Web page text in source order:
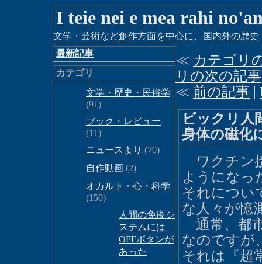
I teie nei e mea rahi
文学・芸術など創作方面を中心に、国内外の歴
最新記事
カテゴリ
文学・歴史・民俗学
(91)
ブック・レビュー
(11)
ニュースより (70)
自作動画 (2)
オカルト・心・科学
(150)
人間の免疫シ
ステムには
OFFボタンが
あった
≪ カテゴリ
リの次の記事
≪ 前の記事 |
ビックリ人
身体の磁化
ワクチン
ようにな
それについ
な人々が憶
通常、都
なのですが
それは『超